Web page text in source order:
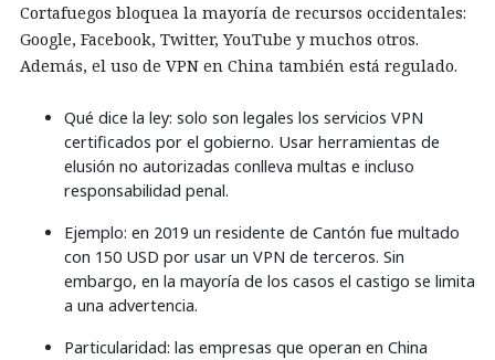
Cortafuegos bloquea la mayoría de recursos occidentales:
Google, Facebook, Twitter, YouTube y muchos otros.
Además, el uso de VPN en China también está regulado.
Qué dice la ley: solo son legales los servicios VPN
certificados por el gobierno. Usar herramientas de
elusión no autorizadas conlleva multas e incluso
responsabilidad penal.
Ejemplo: en 2019 un residente de Cantón fue multado
con 150 USD por usar un VPN de terceros. Sin
embargo, en la mayoría de los casos el castigo se limita
a una advertencia.
Particularidad: las empresas que operan en China